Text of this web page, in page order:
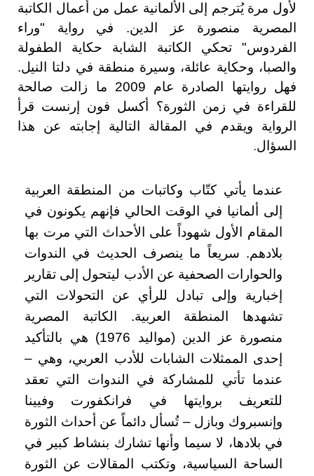
لأول مرة يُترجم إلى الألمانية عمل من أعمال الكاتبة
المصرية منصورة عز الدين. في رواية "وراء
الفردوس" تحكي الكاتبة الشابة حكاية الطفولة
والصبا، وحكاية عائلة، وسيرة منطقة في دلتا النيل.
فهل روايتها الصادرة عام 2009 ما زالت صالحة
للقراءة في زمن الثورة؟ أكسل فون إرنست قرأ
الرواية ويقدم في المقالة التالية إجابته عن هذا
السؤال.
عندما يأتي كتّاب وكاتبات من المنطقة العربية
إلى ألمانيا في الوقت الحالي فإنهم يكونون في
المقام الأول شهوداً على الأحداث التي مرت بها
بلادهم. سريعاً ما ينصرف الحديث في الندوات
والحوارات الصحفية عن الأدب ليتحول إلى تقارير
إخبارية وإلى تبادل للرأي عن التحولات التي
تشهدها المنطقة العربية. الكاتبة المصرية
منصورة عز الدين (مواليد 1976) هي بالتأكيد
إحدى الممثلات الشابات للأدب العربي، وهي –
عندما تأتي للمشاركة في الندوات التي تعقد
للتعريف بروايتها في فرانكفورت وفيينا
وإنسبروك وبازل – تُسأل دائماً عن أحداث الثورة
في بلادها، لا سيما وأنها تشارك بنشاط كبير في
الساحة السياسية، وتكتب المقالات عن الثورة